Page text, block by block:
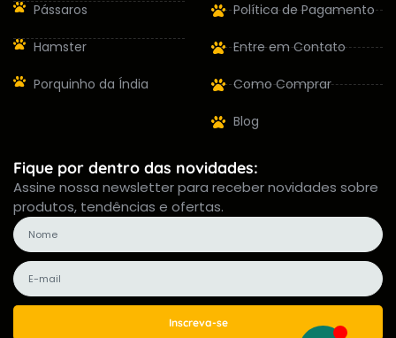
Pássaros
Hamster
Porquinho da Índia
Política de Pagamento
Entre em Contato
Como Comprar
Blog
Fique por dentro das novidades:
Assine nossa newsletter para receber novidades sobre
produtos, tendências e ofertas.
Inscreva-se